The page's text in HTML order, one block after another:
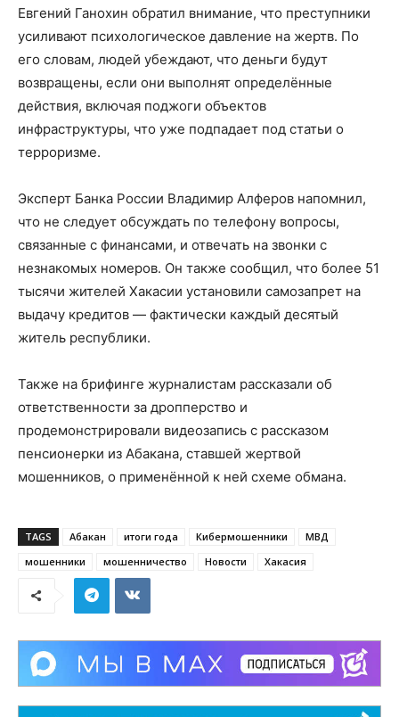
Евгений Ганохин обратил внимание, что преступники
усиливают психологическое давление на жертв. По
его словам, людей убеждают, что деньги будут
возвращены, если они выполнят определённые
действия, включая поджоги объектов
инфраструктуры, что уже подпадает под статьи о
терроризме.
Эксперт Банка России Владимир Алферов напомнил,
что не следует обсуждать по телефону вопросы,
связанные с финансами, и отвечать на звонки с
незнакомых номеров. Он также сообщил, что более 51
тысячи жителей Хакасии установили самозапрет на
выдачу кредитов — фактически каждый десятый
житель республики.
Также на брифинге журналистам рассказали об
ответственности за дропперство и
продемонстрировали видеозапись с рассказом
пенсионерки из Абакана, ставшей жертвой
мошенников, о применённой к ней схеме обмана.
TAGS Абакан итоги года Кибермошенники
МВД
мошенники
мошенничество Новости Хакасия